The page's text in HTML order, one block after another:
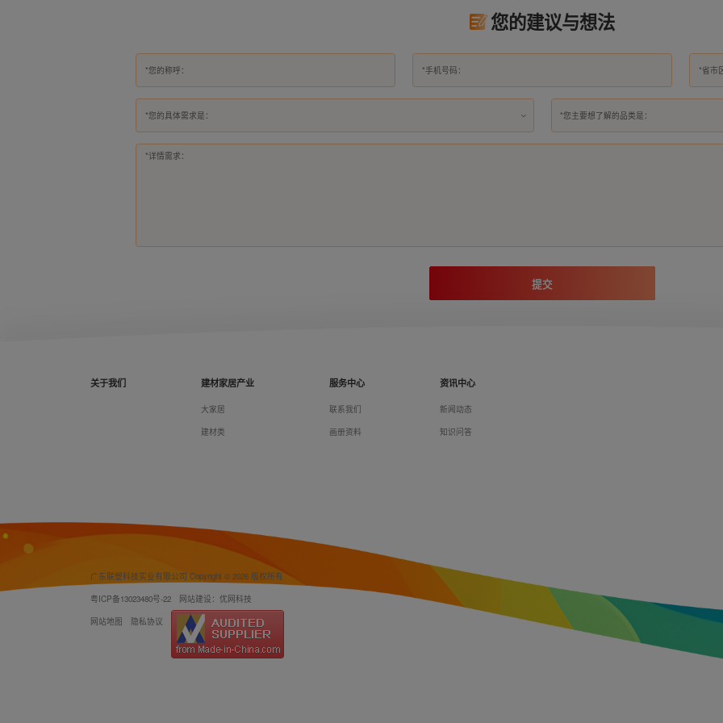
您的建议与想法
*您的具体需求是： *您主要想了解的品类是：
提交
关于我们 建材家居产业
大家居
建材类
服务中心
联系我们
画册资料
资讯中心
新闻动态
知识问答
广东联塑科技实业有限公司 Copyright © 2026 版权所有
粤ICP备13023480号-22
网站建设：优网科技
网站地图
隐私协议